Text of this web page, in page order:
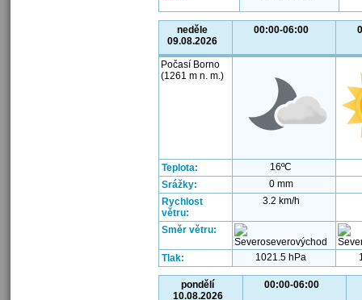
neděle
09.08.2026
00:00-06:00
Počasí Borno
(1261 m n. m.)
Teplota:
16ºC
Srážky:
0 mm
Rychlost
větru:
3.2 km/h
Směr větru:
Tlak: 1021.5 hPa
pondělí
10.08.2026
00:00-06:00